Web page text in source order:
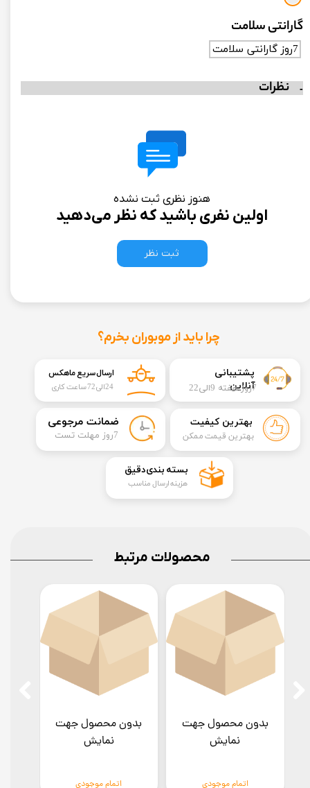
گارانتی سلامت
7روز گارانتی سلامت
نظرات
هنوز نظری ثبت نشده
اولین نفری باشید که نظر می‌دهید
ثبت نظر
​​پشتیبانی
آنلاین7روز هفته 9الی22
چرا باید از موبوران بخرم؟
​ضمانت مرجوعی
​7روز مهلت تست
بهترین کیفیت
بهترین قیمت ممکن
ارسال سریع ماهکس
24الی72 ساعت کاری
​بسته بندی دقیق​​​​​​​
هزینه ارسال مناسب
بدون محصول جهت
نمایش
اتمام موجودی
بدون محصول جهت
نمایش
اتمام موجودی
محصولات مرتبط